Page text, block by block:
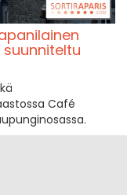
Café